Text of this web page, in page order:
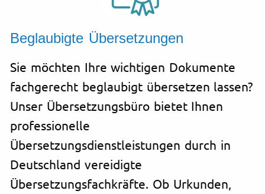
Beglaubigte Übersetzungen
Sie möchten Ihre wichtigen Dokumente
fachgerecht beglaubigt übersetzen lassen?
Unser Übersetzungsbüro bietet Ihnen
professionelle
Übersetzungsdienstleistungen durch in
Deutschland vereidigte
Übersetzungsfachkräfte. Ob Urkunden,